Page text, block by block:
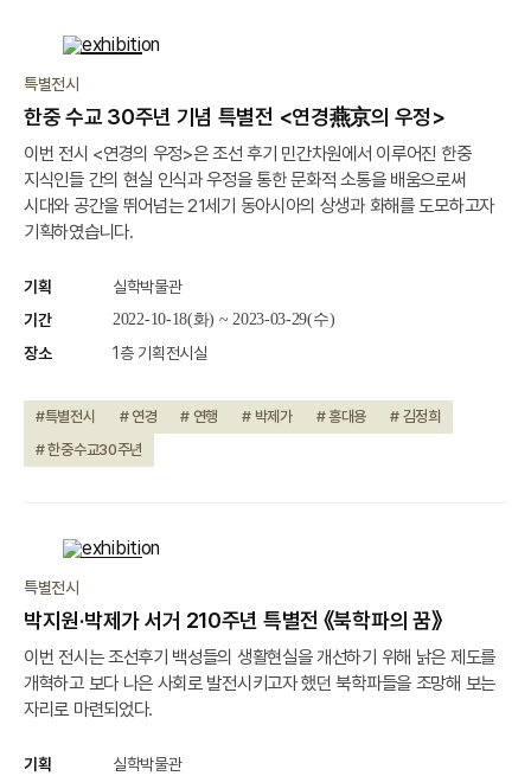
특별전시
한중 수교 30주년 기념 특별전 <연경燕京의 우정>
이번 전시 <연경의 우정>은 조선 후기 민간차원에서 이루어진 한중
지식인들 간의 현실 인식과 우정을 통한 문화적 소통을 배움으로써
시대와 공간을 뛰어넘는 21세기 동아시아의 상생과 화해를 도모하고자
기획하였습니다.
기획
실학박물관
기간
2022-10-18(화) ~ 2023-03-29(수)
장소 1층 기획전시실
#특별전시 # 연경 # 연행 # 박제가 # 홍대용
# 김정희
# 한중수교30주년
특별전시
박지원·박제가 서거 210주년 특별전 《북학파의 꿈》
이번 전시는 조선후기 백성들의 생활현실을 개선하기 위해 낡은 제도를
개혁하고 보다 나은 사회로 발전시키고자 했던 북학파들을 조망해 보는
자리로 마련되었다.
기획
실학박물관